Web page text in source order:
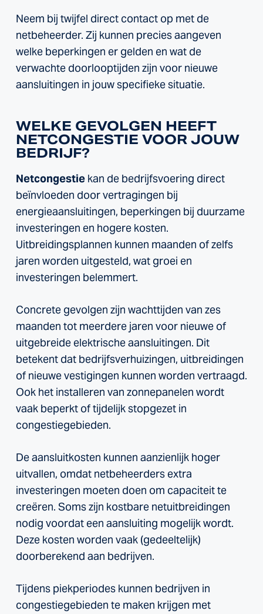
Neem bij twijfel direct contact op met de
netbeheerder. Zij kunnen precies aangeven
welke beperkingen er gelden en wat de
verwachte doorlooptijden zijn voor nieuwe
aansluitingen in jouw specifieke situatie.
WELKE GEVOLGEN HEEFT
NETCONGESTIE VOOR JOUW
BEDRIJF?
Netcongestiekan de bedrijfsvoering direct
beïnvloeden door vertragingen bij
energieaansluitingen, beperkingen bij duurzame
investeringen en hogere kosten.
Uitbreidingsplannen kunnen maanden of zelfs
jaren worden uitgesteld, wat groei en
investeringen belemmert.
Concrete gevolgen zijn wachttijden van zes
maanden tot meerdere jaren voor nieuwe of
uitgebreide elektrische aansluitingen. Dit
betekent dat bedrijfsverhuizingen, uitbreidingen
of nieuwe vestigingen kunnen worden vertraagd.
Ook het installeren van zonnepanelen wordt
vaak beperkt of tijdelijk stopgezet in
congestiegebieden.
De aansluitkosten kunnen aanzienlijk hoger
uitvallen, omdat netbeheerders extra
investeringen moeten doen om capaciteit te
creëren. Soms zijn kostbare netuitbreidingen
nodig voordat een aansluiting mogelijk wordt.
Deze kosten worden vaak (gedeeltelijk)
doorberekend aan bedrijven.
Tijdens piekperiodes kunnen bedrijven in
congestiegebieden te maken krijgen met